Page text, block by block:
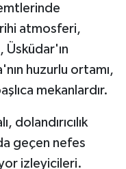
atmosferi,
Üsküdar'ın
huzurlu ortamı,
mekanlardır.
dolandırıcılık
geçen nefes
izleyicileri.